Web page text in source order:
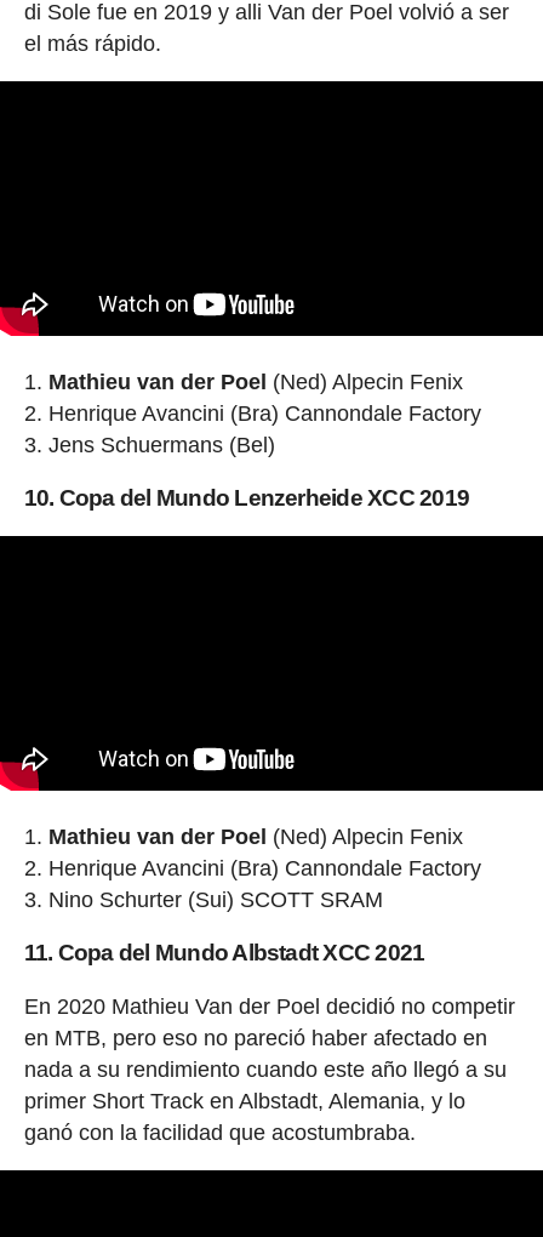
di Sole fue en 2019 y alli Van der Poel volvió a ser
el más rápido.
Mathieu van der Poel (Ned) Alpecin Fenix
Henrique Avancini (Bra) Cannondale Factory
Jens Schuermans (Bel)
10. Copa del Mundo Lenzerheide XCC 2019
Mathieu van der Poel (Ned) Alpecin Fenix
Henrique Avancini (Bra) Cannondale Factory
Nino Schurter (Sui) SCOTT SRAM
11. Copa del Mundo Albstadt XCC 2021
En 2020 Mathieu Van der Poel decidió no competir
en MTB, pero eso no pareció haber afectado en
nada a su rendimiento cuando este año llegó a su
primer Short Track en Albstadt, Alemania, y lo
ganó con la facilidad que acostumbraba.